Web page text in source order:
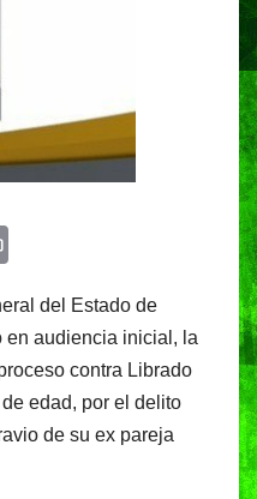
t
del Estado de
en audiencia inicial, la
contra Librado
edad, por el delito
de su ex pareja